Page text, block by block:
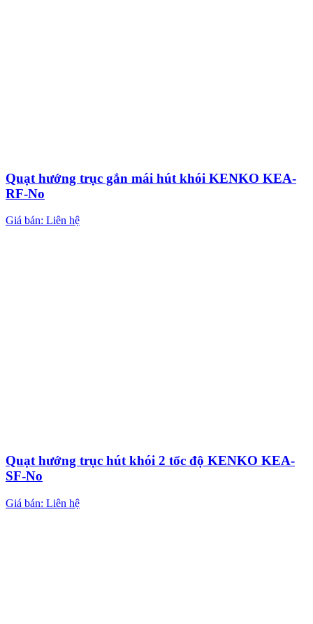
Quạt hướng trục gắn mái hút khói KENKO KEA-
RF-No
Giá bán: Liên hệ
Quạt hướng trục hút khói 2 tốc độ KENKO KEA-
SF-No
Giá bán: Liên hệ